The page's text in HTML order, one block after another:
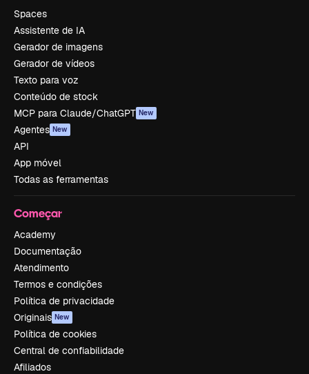
Spaces
Assistente de IA
Gerador de imagens
Gerador de vídeos
Texto para voz
Conteúdo de stock
MCP para Claude/ChatGPT New
Agentes New
API
App móvel
Todas as ferramentas
Começar
Academy
Documentação
Atendimento
Termos e condições
Política de privacidade
Originais New
Política de cookies
Central de confiabilidade
Afiliados